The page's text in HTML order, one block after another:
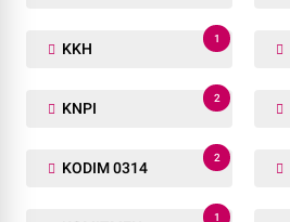
KKH
1
KNPI
2
KODIM 0314
2
1